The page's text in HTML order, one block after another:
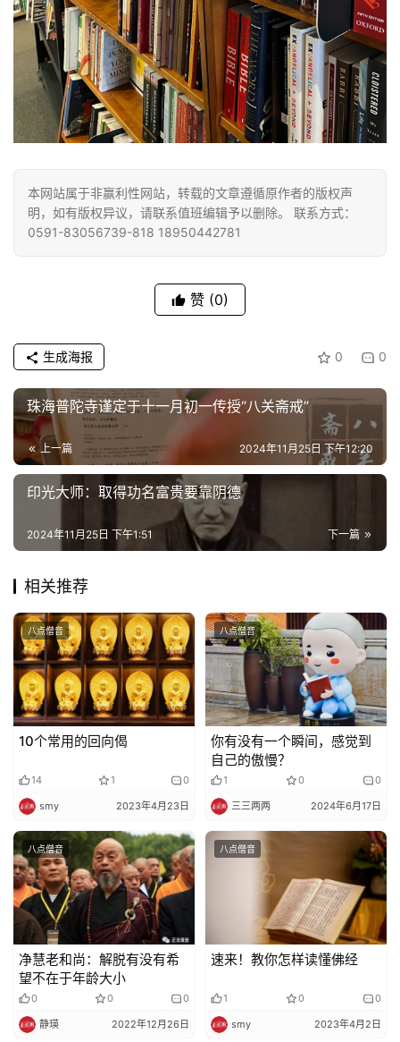
本网站属于非赢利性网站，转载的文章遵循原作者的版权声
明，如有版权异议，请联系值班编辑予以删除。 联系方式：
0591-83056739-818 18950442781
赞 (0)
0 0
生成海报
珠海普陀寺谨定于十一月初一传授“八关斋戒”
上一篇 2024年11月25日 下午12:20
印光大师：取得功名富贵要靠阴德
下一篇
2024年11月25日 下午1:51
相关推荐
八点僧音
10个常用的回向偈
14 1 0
smy 2023年4月23日
八点僧音
你有没有一个瞬间，感觉到
自己的傲慢？
1 0 0
三三两两 2024年6月17日
八点僧音
净慧老和尚：解脱有没有希
望不在于年龄大小
0 0 0
静瑛 2022年12月26日
八点僧音
速来！教你怎样读懂佛经
1 0 0
smy 2023年4月2日